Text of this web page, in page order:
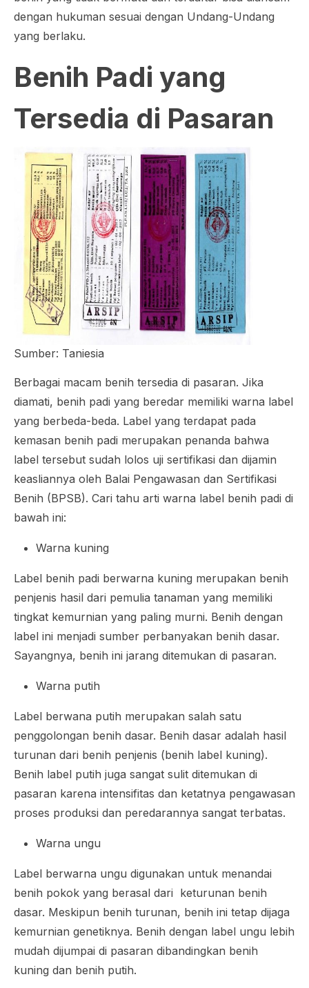
dengan hukuman sesuai dengan Undang-Undang
yang berlaku.
Benih Padi yang
Tersedia di Pasaran
Sumber: Taniesia
Berbagai macam benih tersedia di pasaran. Jika
diamati, benih padi yang beredar memiliki warna label
yang berbeda-beda. Label yang terdapat pada
kemasan benih padi merupakan penanda bahwa
label tersebut sudah lolos uji sertifikasi dan dijamin
keasliannya oleh Balai Pengawasan dan Sertifikasi
Benih (BPSB). Cari tahu arti warna label benih padi di
bawah ini:
Warna kuning
Label benih padi berwarna kuning merupakan benih
penjenis hasil dari pemulia tanaman yang memiliki
tingkat kemurnian yang paling murni. Benih dengan
label ini menjadi sumber perbanyakan benih dasar.
Sayangnya, benih ini jarang ditemukan di pasaran.
Warna putih
Label berwana putih merupakan salah satu
penggolongan benih dasar. Benih dasar adalah hasil
turunan dari benih penjenis (benih label kuning).
Benih label putih juga sangat sulit ditemukan di
pasaran karena intensifitas dan ketatnya pengawasan
proses produksi dan peredarannya sangat terbatas.
Warna ungu
Label berwarna ungu digunakan untuk menandai
benih pokok yang berasal dari keturunan benih
dasar. Meskipun benih turunan, benih ini tetap dijaga
kemurnian genetiknya. Benih dengan label ungu lebih
mudah dijumpai di pasaran dibandingkan benih
kuning dan benih putih.